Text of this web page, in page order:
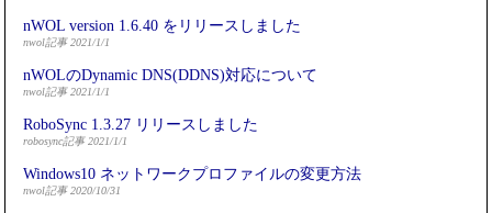
nWOL version 1.6.40 をリリースしました
nwol記事 2021/1/1
nWOLのDynamic DNS(DDNS)対応について
nwol記事 2021/1/1
RoboSync 1.3.27 リリースしました
robosync記事 2021/1/1
Windows10 ネットワークプロファイルの変更方法
nwol記事 2020/10/31